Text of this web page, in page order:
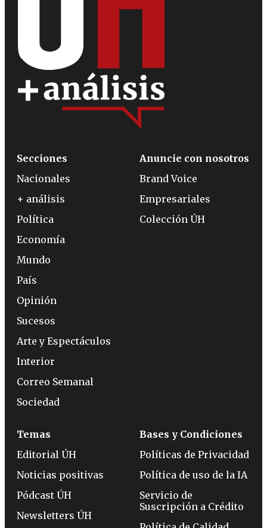
Secciones
Nacionales
+ análisis
Política
Economía
Mundo
País
Opinión
Sucesos
Arte y Espectáculos
Interior
Correo Semanal
Sociedad
Anuncie con nosotros
Brand Voice
Empresariales
Colección ÚH
Temas
Editorial ÚH
Noticias positivas
Pódcast ÚH
Newsletters ÚH
Bases y Condiciones
Políticas de Privacidad
Política de uso de la IA
Servicio de
Suscripción a Crédito